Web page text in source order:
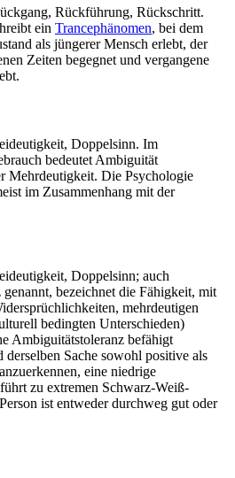
Rückführung, Rückschritt.
ein Trancephänomen, bei dem
als jüngerer Mensch erlebt, der
Zeiten begegnet und vergangene
Doppelsinn. Im
bedeutet Ambiguität
Mehrdeutigkeit. Die Psychologie
im Zusammenhang mit der
Doppelsinn; auch
bezeichnet die Fähigkeit, mit
mehrdeutigen
bedingten Unterschieden)
Ambiguitätstoleranz befähigt
derselben Sache sowohl positive als
eine niedrige
zu extremen Schwarz-Weiß-
ist entweder durchweg gut oder